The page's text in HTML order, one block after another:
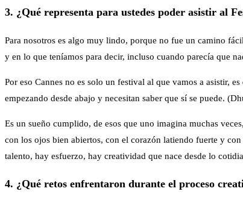
3. ¿Qué representa para ustedes poder asistir al
Para nosotros es algo muy lindo, porque no fue un camino
y en lo que teníamos para decir, incluso cuando parecía que
Por eso Cannes no es solo un festival al que vamos a asistir,
empezando desde abajo y necesitan saber que sí se puede.
Es un sueño cumplido, de esos que uno imagina muchas
con los ojos bien abiertos, con el corazón latiendo fuerte y
talento, hay esfuerzo, hay creatividad que nace desde lo
4. ¿Qué retos enfrentaron durante el proceso